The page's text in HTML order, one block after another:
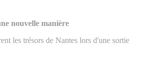
nouvelle manière
les trésors de Nantes lors d'une sortie